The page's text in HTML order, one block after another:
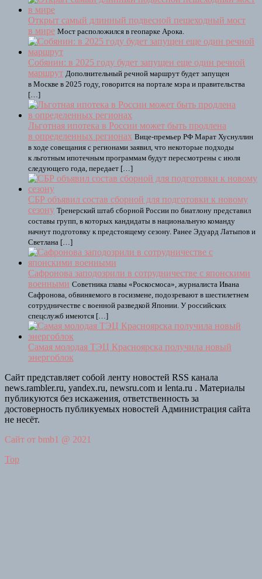
Открыт самый длинный подвесной пешеходный мост
в мире Мост расположился в геопарке Арока.
Собянин: в 2025 году будет запущен еще один речной
маршрут Дополнительный речной маршрут будет запущен
в Москве в 2025 году, говорится на портале мэра и правительства
[…]
Льготная ипотека в России может быть продлена
в определенных регионах Вице-премьер РФ Марат Хуснуллин
в ходе совещания с регионами заявил, что некоторые подходы
к льготным ипотечным программам будут пересмотрены с июля
следующего года, передает […]
СБР объявил состав сборной для подготовки к новому
сезону Тренерский штаб сборной России по биатлону представил
составы групп, в которых кандидаты в национальную команду
начнут подготовку к предстоящему сезону. Ранее Эдуард Латыпов и
Светлана […]
Сафронова заподозрили в сотрудничестве с японскими
военными Советника главы «Роскосмоса», журналиста Ивана
Сафронова, обвиняемого в госизмене, подозревают в шестилетнем
сотрудничестве с военной разведкой Японии. У российских
спецслужб имеются […]
Самая молодая ТЭЦ Красноярска получила новый
энергоблок
Сайт представляет собой ленту новостей RSS канала
news.rambler.ru, yandex.ru, newsru.com и lenta.ru . Материалы
публикуются без искажения, ответственность за
достоверность публикуемых новостей Администрация сайта
не несёт.
Сайт от bmb1 @ 2021
Top